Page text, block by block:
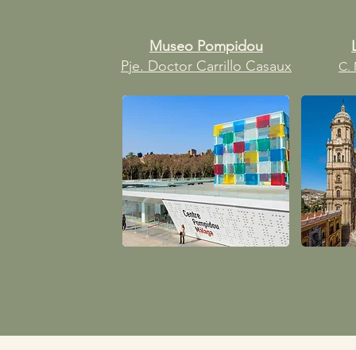
Museo Pompidou
Pje. Doctor Carrillo Casaux
C.